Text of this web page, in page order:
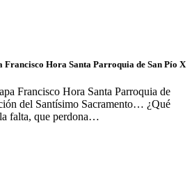
Francisco Hora Santa Parroquia de San Pío X
Francisco Hora Santa Parroquia de
del Santísimo Sacramento… ¿Qué
falta, que perdona…